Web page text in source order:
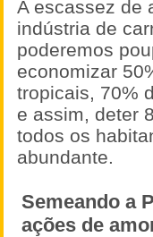
A escassez de
indústria de
poderemos
economizar
tropicais, 70%
e assim, deter
todos os
abundante.
Semeando a
ações de